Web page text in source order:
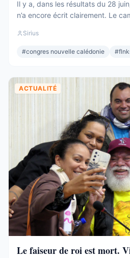
Il y a, dans les résultats du 28
n’a encore écrit clairement. Le
respectable – le deuxième bloc
important que l’Éveil Océanien,
Sirius
#congres nouvelle calédonie #
ACTUALITÉ
Le faiseur de roi est mort.